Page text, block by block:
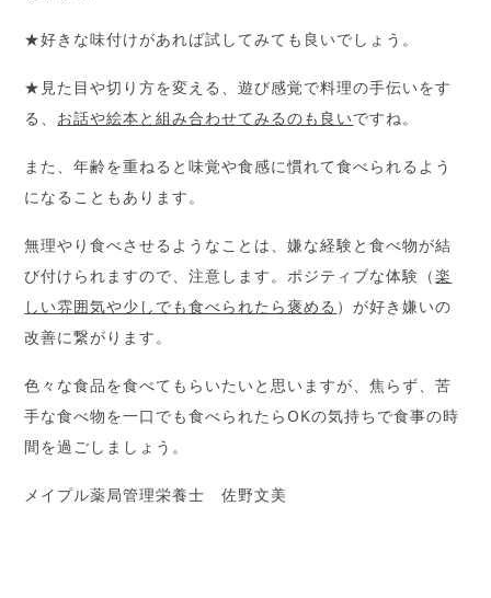
★好きな味付けがあれば試してみても良いでしょう。
★見た目や切り方を変える、遊び感覚で料理の手伝いをす
る、 お話や絵本と組み合わせてみるのも良いですね。
また、年齢を重ねると味覚や食感に慣れて食べられるよう
になることもあります。
無理やり食べさせるようなことは、嫌な経験と食べ物が結
び付けられますので、注意します。ポジティブな体験（楽
しい雰囲気や少しでも食べられたら褒める ）が好き嫌いの
改善に繋がります。
色々な食品を食べてもらいたいと思いますが、焦らず、苦
手な食べ物を一口でも食べられたらOKの気持ちで食事の時
間を過ごしましょう。
メイプル薬局管理栄養士 佐野文美